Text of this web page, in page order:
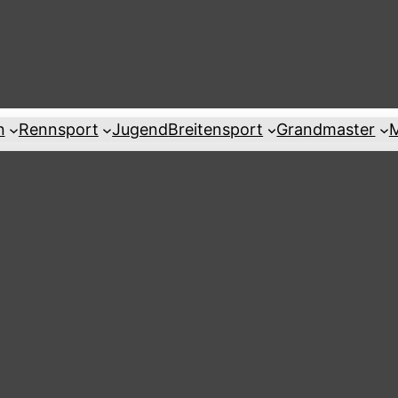
Rennsport JugendBreitensport Grandmaster